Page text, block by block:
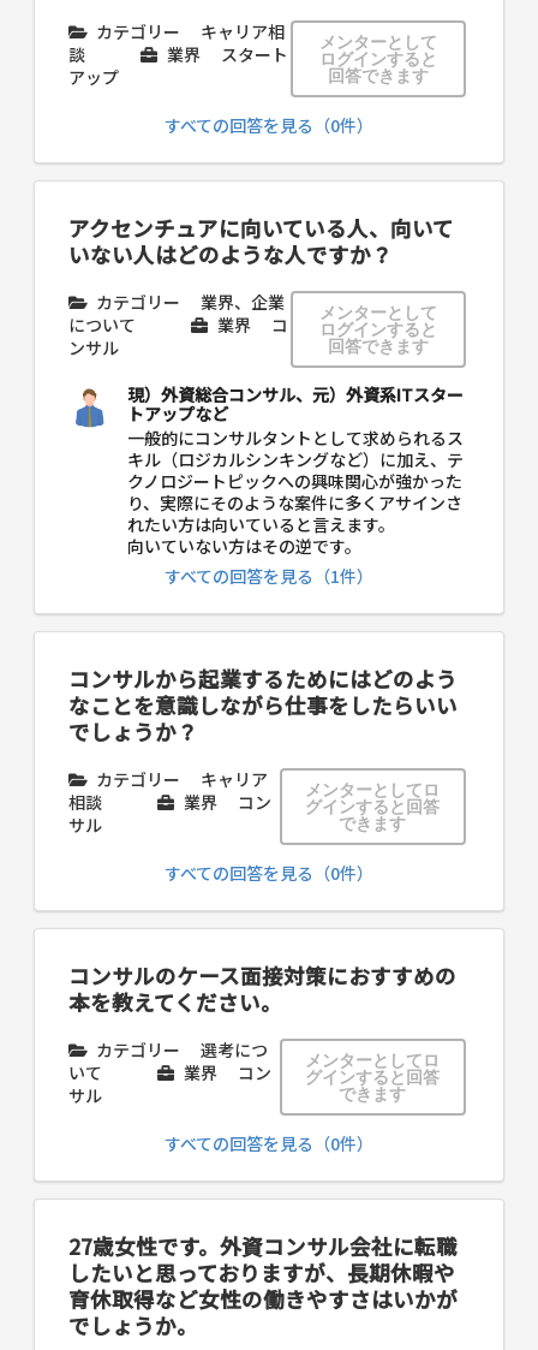
カテゴリー
キャリア相
談
業界
スタート
アップ
メンターとして
ログインすると
回答できます
すべての回答を見る（0件）
アクセンチュアに向いている人、向いて
いない人はどのような人ですか？
カテゴリー
業界、企業
について
業界
コ
ンサル
メンターとして
ログインすると
回答できます
現）外資総合コンサル、元）外資系ITスター
トアップなど
一般的にコンサルタントとして求められるス
キル（ロジカルシンキングなど）に加え、テ
クノロジートピックへの興味関心が強かった
り、実際にそのような案件に多くアサインさ
れたい方は向いていると言えます。
向いていない方はその逆です。
すべての回答を見る（1件）
コンサルから起業するためにはどのよう
なことを意識しながら仕事をしたらいい
でしょうか？
カテゴリー
キャリア
相談
業界
コン
サル
メンターとしてロ
グインすると回答
できます
すべての回答を見る（0件）
コンサルのケース面接対策におすすめの
本を教えてください。
カテゴリー
選考につ
いて
業界
コン
サル
メンターとしてロ
グインすると回答
できます
すべての回答を見る（0件）
27歳女性です。外資コンサル会社に転職
したいと思っておりますが、長期休暇や
育休取得など女性の働きやすさはいかが
でしょうか。